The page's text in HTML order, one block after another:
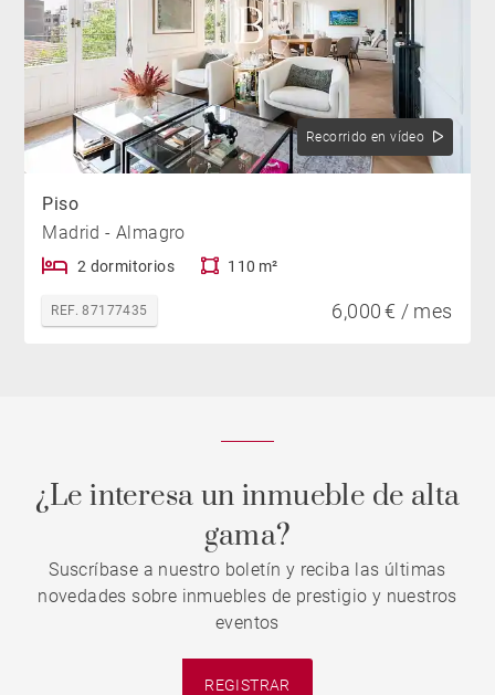
Recorrido en vídeo
Piso
Madrid - Almagro
2 dormitorios 110 m²
REF. 87177435 6,000 € / mes
¿Le interesa un inmueble de alta
gama?
Suscríbase a nuestro boletín y reciba las últimas
novedades sobre inmuebles de prestigio y nuestros
eventos
REGISTRAR